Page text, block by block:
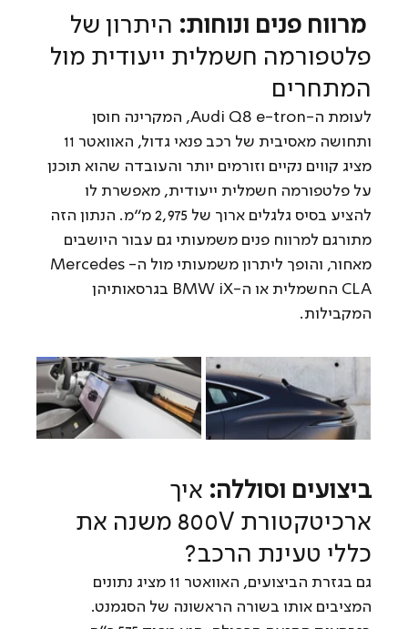
מרווח פנים ונוחות: היתרון של
פלטפורמה חשמלית ייעודית מול
המתחרים
לעומת ה-Audi Q8 e-tron, המקרינה חוסן
מציג קווים נקיים וזורמים יותר והעובדה שהוא תוכנן
על פלטפורמה חשמלית ייעודית, מאפשרת לו
להציע בסיס גלגלים ארוך של 2,975 מ"מ. הנתון הזה
מתורגם למרווח פנים משמעותי גם עבור היושבים
מאחור, והופך ליתרון משמעותי מול ה-Mercedes
CLA החשמלית או ה-BMW iX בגרסאותיהן
המקבילות.
ביצועים וסוללה: איך
ארכיטקטורת 800V משנה את
כללי טעינת הרכב?
גם בגזרת הביצועים, האוואטר 11 מציג נתונים
המציבים אותו בשורה הראשונה של הסגמנט.